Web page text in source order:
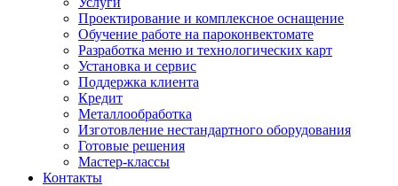
Проектирование и комплексное оснащение
Обучение работе на пароконвектомате
Разработка меню и технологических карт
Установка и сервис
Поддержка клиента
Кредит
Металлообработка
Изготовление нестандартного оборудования
Готовые решения
Мастер-классы
Контакты